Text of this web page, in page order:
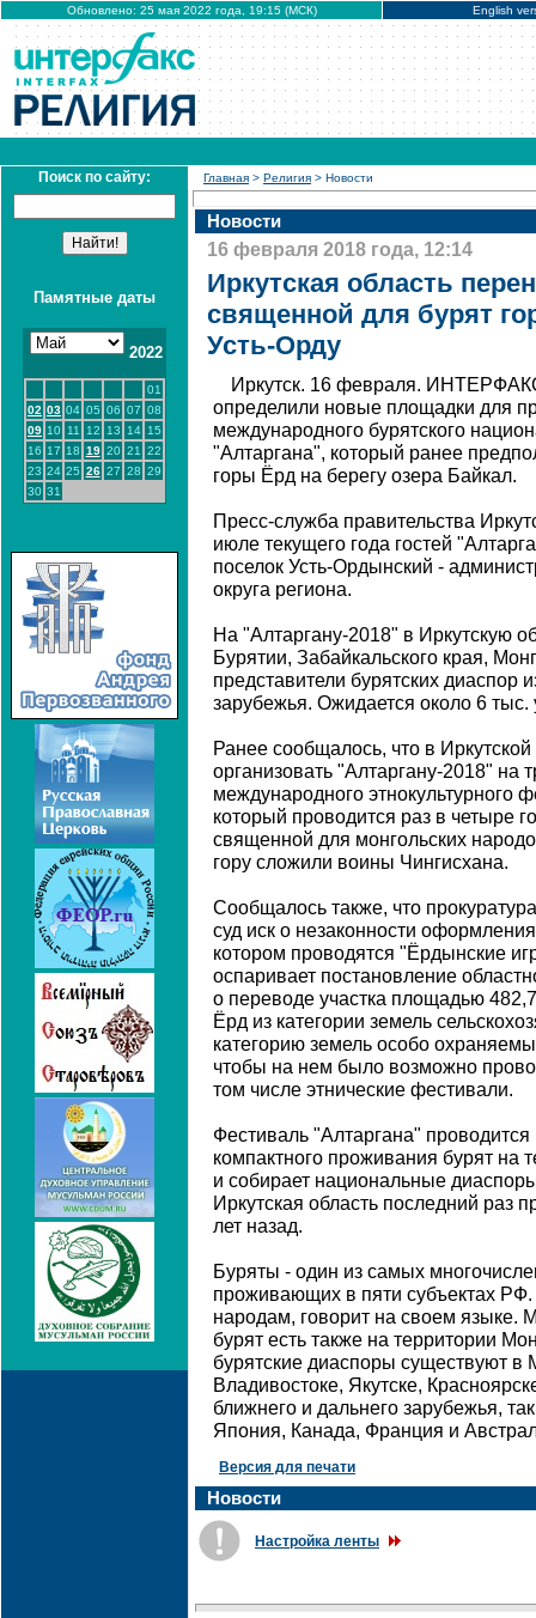
Обновлено: 25 мая 2022 года, 19:15 (МСК) English
Поиск по сайту:
Памятные даты
2022
01
02 03 04 05 06 07 08
09 10 11 12 13 14 15
16 17 18 19 20 21
22
23 24 25 26 27 28 29
30 31
Главная > Религия > Новости
Новости
16 февраля 2018 года, 12:14
Иркутская область
священной для бурят
Усть-Орду
Иркутск. 16 февраля.
определили новые площадки для
международного бурятского
"Алтаргана", который ранее
горы Ёрд на берегу озера Байкал.
Пресс-служба правительства
июле текущего года гостей
поселок Усть-Ордынский -
округа региона.
На "Алтаргану-2018" в Иркутскую
Бурятии, Забайкальского края,
представители бурятских диаспор
зарубежья. Ожидается около 6 тыс.
Ранее сообщалось, что в
организовать "Алтаргану-2018" на
международного этнокультурного
который проводится раз в четыре
священной для монгольских
гору сложили воины Чингисхана.
Сообщалось также, что
суд иск о незаконности
котором проводятся "Ёрдынские
оспаривает постановление
о переводе участка площадью
Ёрд из категории земель
категорию земель особо
чтобы на нем было возможно
том числе этнические фестивали.
Фестиваль "Алтаргана" проводится
компактного проживания бурят на
и собирает национальные
Иркутская область последний раз
лет назад.
Буряты - один из самых
проживающих в пяти субъектах РФ.
народам, говорит на своем языке.
бурят есть также на территории
бурятские диаспоры существуют в
Владивостоке, Якутске,
ближнего и дальнего зарубежья,
Япония, Канада, Франция и
Версия для печати
Новости
Настройка ленты